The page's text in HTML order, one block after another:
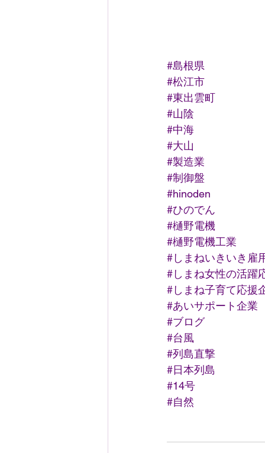
#島根県
#松江市
#東出雲町
#山陰
#中海
#大山
#製造業
#制御盤
#hinoden
#ひのでん
#樋野電機
#樋野電機工業
#しまねいきいき雇
#しまね女性の活躍
#しまね子育て応援
#あいサポート企業
#ブログ
#台風
#列島直撃
#日本列島
#14号
#自然